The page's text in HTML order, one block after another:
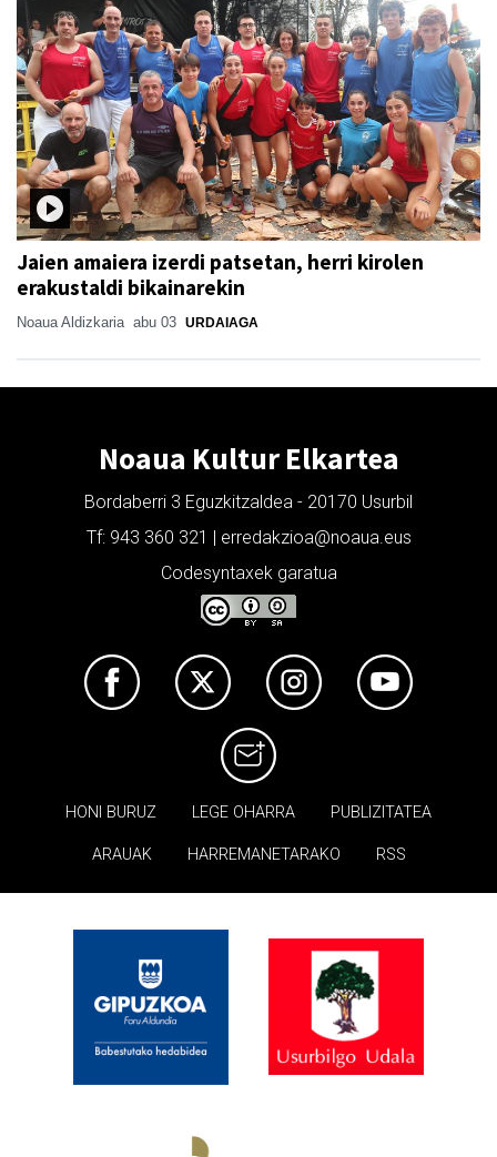
Jaien amaiera izerdi patsetan, herri kirolen
erakustaldi bikainarekin
Noaua Aldizkaria abu 03 URDAIAGA
Noaua Kultur Elkartea
Bordaberri 3 Eguzkitzaldea - 20170 Usurbil
Tf: 943 360 321 | erredakzioa@noaua.eus
Codesyntaxek garatua
HONI BURUZ LEGE OHARRA PUBLIZITATEA
ARAUAK HARREMANETARAKO RSS